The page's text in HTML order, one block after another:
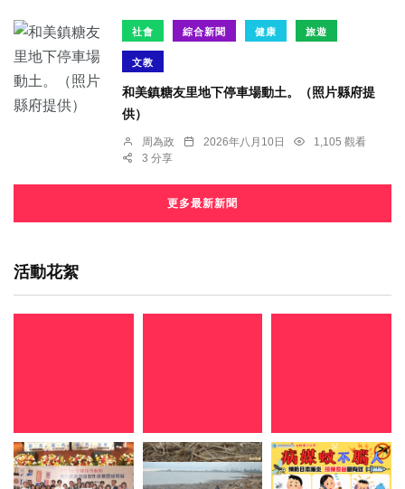
社會 綜合新聞 健康 旅遊
文教
和美鎮糖友里地下停車場動土。（照片縣府提
供）
周為政 2026年八月10日
1,105 觀看
3 分享
更多最新新聞
活動花絮